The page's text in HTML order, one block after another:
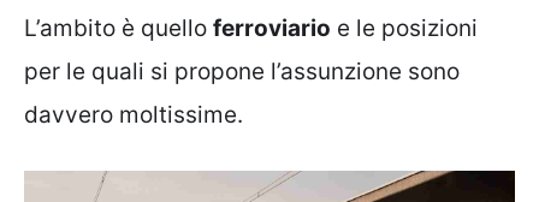
L’ambito è quello ferroviario e le posizioni
per le quali si propone l’assunzione sono
davvero moltissime.